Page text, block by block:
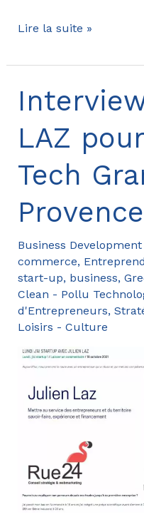
Interview
Jérémie
Hountondji
de
Naéfood,
innovation
végétale
Lire la suite »
LAZ
Tech
Provence
Business
commerce,
start-up, business,
Clean - Pollu
d'Entrepreneurs,
Loisirs - Culture